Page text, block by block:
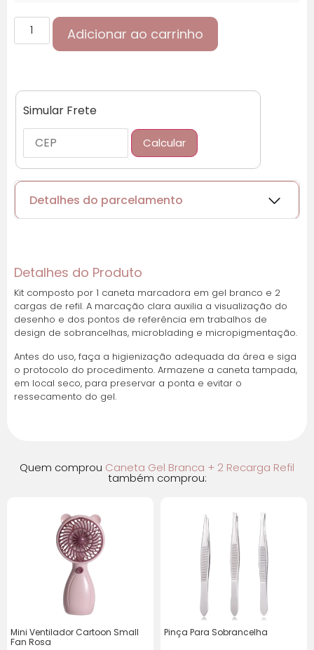
Adicionar ao carrinho
Simular Frete
Calcular
Detalhes do parcelamento
Parcelas:
sem
juros
16,55
2x deR$8,28sem
juros
R$16,56
Detalhes do Produto
Kit composto por 1 caneta marcadora em gel branco e 2
cargas de refil. A marcação clara auxilia a visualização do
desenho e dos pontos de referência em trabalhos de
design de sobrancelhas, microblading e micropigmentação.
Antes do uso, faça a higienização adequada da área e siga
o protocolo do procedimento. Armazene a caneta tampada,
em local seco, para preservar a ponta e evitar o
ressecamento do gel.
Quem comprou Caneta Gel Branca + 2 Recarga Refil
também comprou:
Mini Ventilador Cartoon Small
Fan Rosa
Pinça Para Sobrancelha